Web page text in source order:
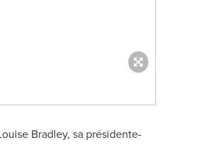
Bradley, sa présidente-